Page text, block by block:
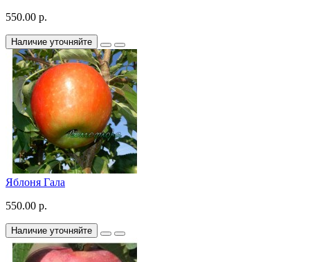
550.00 р.
Наличие уточняйте
Яблоня Гала
550.00 р.
Наличие уточняйте